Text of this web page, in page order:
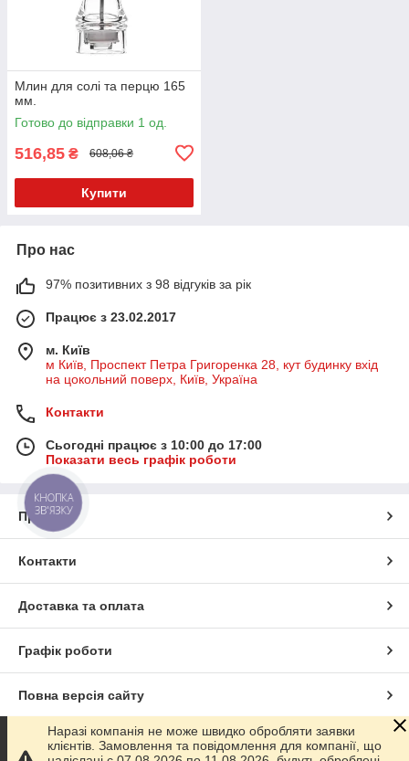
Млин для солі та перцю 165
мм.
Готово до відправки 1 од.
516,85 ₴ 608,06 ₴
Купити
Про нас
97% позитивних з 98 відгуків за рік
Працює з 23.02.2017
м. Київ
м Київ, Проспект Петра Григоренка 28, кут будинку вхід
на цокольний поверх, Київ, Україна
Контакти
Сьогодні працює з 10:00 до 17:00
Показати весь графік роботи
Про нас
Контакти
Доставка та оплата
Графік роботи
Повна версія сайту
Сайт створено на маркетплейсіProm.ua
Наразі компанія не може швидко обробляти заявки
клієнтів. Замовлення та повідомлення для компанії, що
КНОПКА
ЗВ'ЯЗКУ